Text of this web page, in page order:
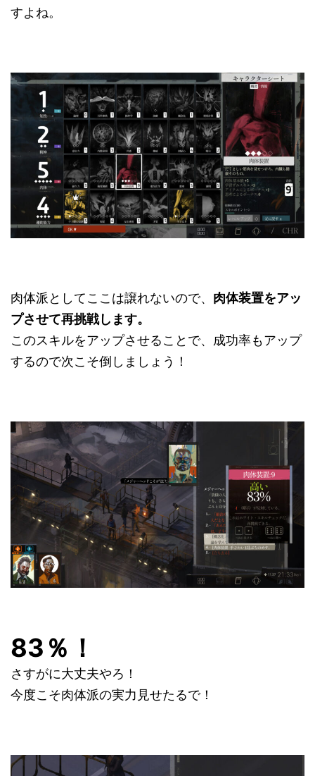
すよね。
肉体派としてここは譲れないので、 肉体装置をアッ
プさせて再挑戦します。
このスキルをアップさせることで、成功率もアップ
するので次こそ倒しましょう！
83％！
さすがに大丈夫やろ！
今度こそ肉体派の実力見せたるで！